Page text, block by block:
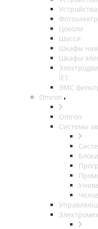
Цоколи
Шасси
Шкафы
Шкафы
IE1
ЭМС
Omron
Omron
Системы